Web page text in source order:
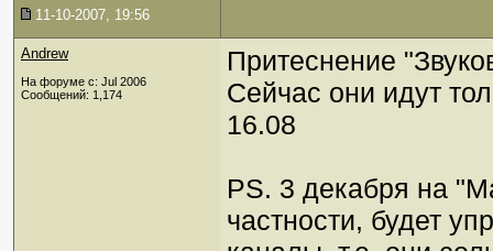
11-10-2007, 19:56
Andrew
На форуме с: Jul 2006
Сообщений: 1,174
Притеснение
Сейчас они идут
16.08
PS. 3 декабря на
частности, будет